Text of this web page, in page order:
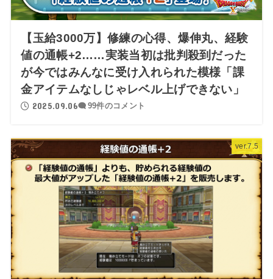
【玉給3000万】修練の心得、爆伸丸、経験
値の通帳+2……実装当初は批判殺到だった
が今ではみんなに受け入れられた模様「課
金アイテムなしじゃレベル上げできない」
2025.09.06 99件のコメント
ver.7.5